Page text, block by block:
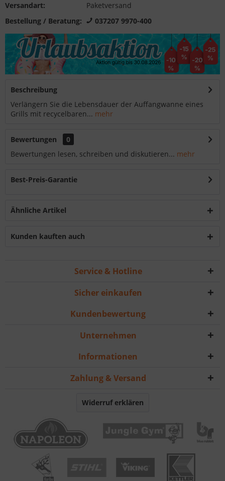
Versandart:
Paketversand
Bestellung / Beratung:
037207 9970-400
Beschreibung
Verlängern Sie die Lebensdauer der Auffangwanne eines
Grills mit recycelbaren... mehr
Bewertungen
0
Bewertungen lesen, schreiben und diskutieren... mehr
Best-Preis-Garantie
Ähnliche Artikel
Kunden kauften auch
Service & Hotline
Sicher einkaufen
Kundenbewertung
Unternehmen
Informationen
Zahlung & Versand
Widerruf erklären